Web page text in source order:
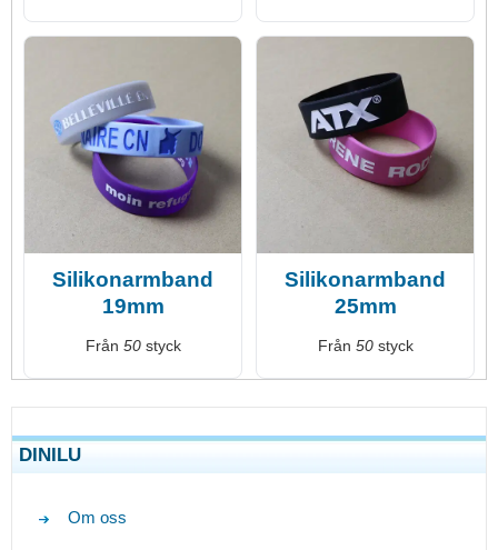
Silikonarmband
19mm
Från 50styck
Silikonarmband
25mm
Från 50styck
DINILU
Om oss